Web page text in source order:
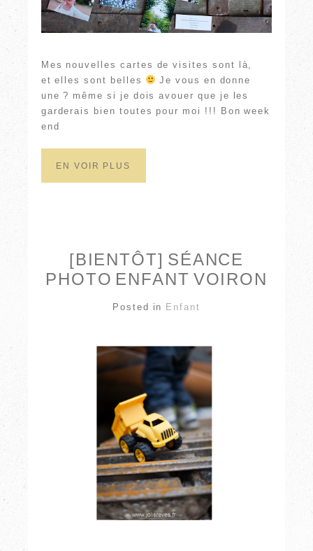
Mes nouvelles cartes de visites sont là,
et elles sont belles
Je vous en donne
une ? même si je dois avouer que je les
garderais bien toutes pour moi !!! Bon week
end
EN VOIR PLUS
[BIENTÔT] SÉANCE
PHOTO ENFANT VOIRON
Posted in Enfant